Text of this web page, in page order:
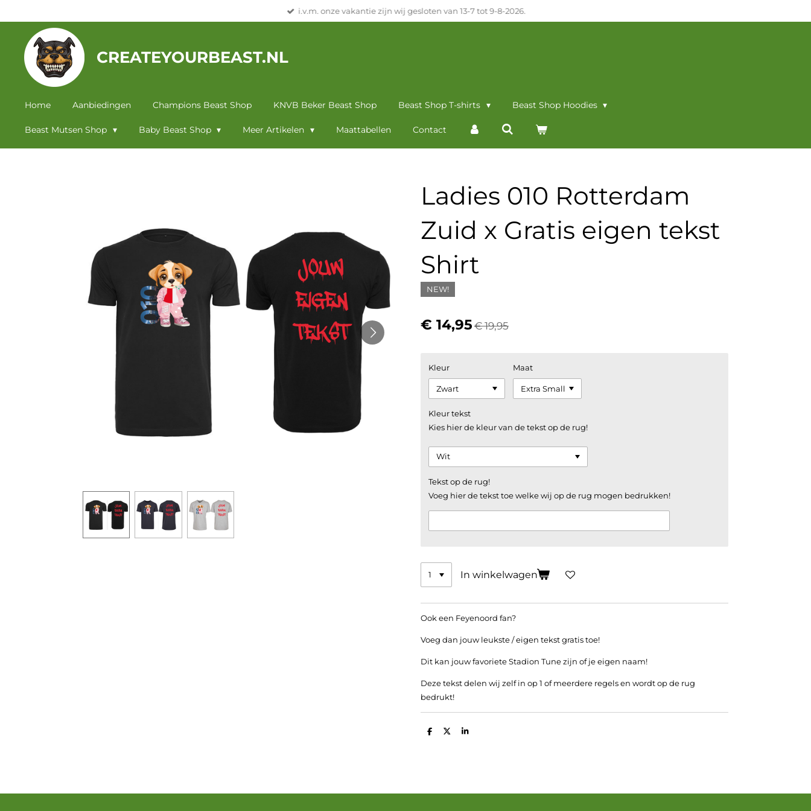
hoofdinhoud
i.v.m. onze vakantie zijn wij gesloten van 13-7 tot 9-8-2026.
CREATEYOURBEAST.NL
Home Aanbiedingen Champions Beast Shop KNVB Beker Beast Shop Beast Shop T-shirts Beast Shop Hoodies
Beast Mutsen Shop Baby Beast Shop Meer Artikelen Maattabellen Contact
Ladies 010 Rotterdam
Zuid x Gratis eigen tekst
Shirt
NEW!
€ 14,95€ 19,95
Kleur Maat
Kleur tekst
Kies hier de kleur van de tekst op de rug!
Tekst op de rug!
Voeg hier de tekst toe welke wij op de rug mogen bedrukken!
In winkelwagen
Ook een Feyenoord fan?
Voeg dan jouw leukste / eigen tekst gratis toe!
Dit kan jouw favoriete Stadion Tune zijn of je eigen naam!
Deze tekst delen wij zelf in op 1 of meerdere regels en wordt op de rug
bedrukt!
D
D
S